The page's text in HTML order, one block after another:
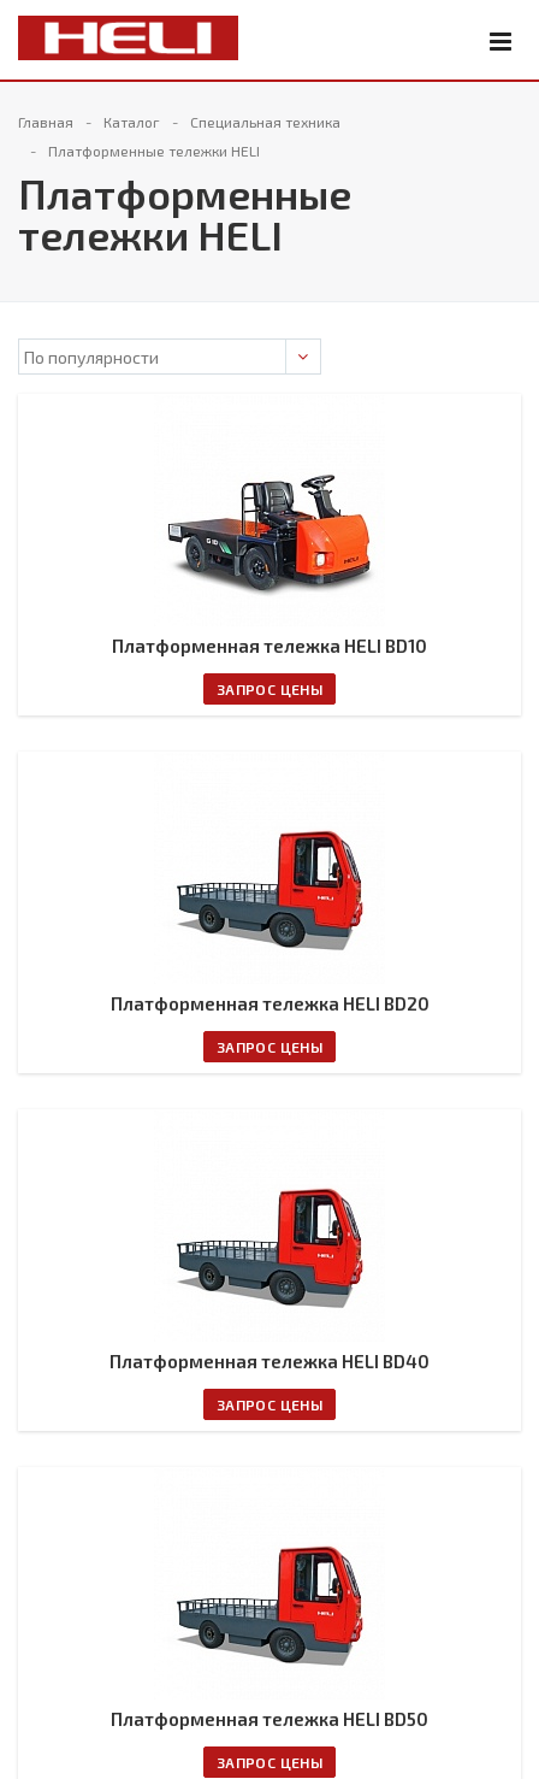
Главная Каталог
Специальная техника
Платформенные тележки HELI
Платформенные
тележки HELI
Платформенная тележка HELI BD10
ЗАПРОС ЦЕНЫ
Платформенная тележка HELI BD20
ЗАПРОС ЦЕНЫ
Платформенная тележка HELI BD40
ЗАПРОС ЦЕНЫ
Платформенная тележка HELI BD50
ЗАПРОС ЦЕНЫ